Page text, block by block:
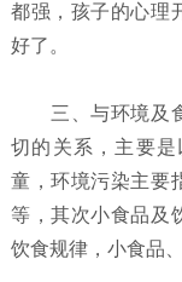
都强，孩子的心理
好了。
三、与环境及食
切的关系，主要
童，环境污染主要
等，其次小食品及
饮食规律，小食品